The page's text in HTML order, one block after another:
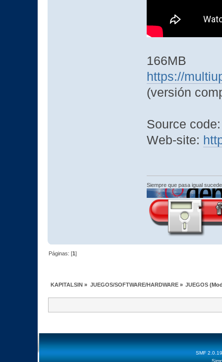
166MB
https://
(versión
Source
Web-site:
Siempre que pasa igual
Páginas: [1]
KAPITALSIN » JUEGOS/SOFTWARE/HARDWARE» JUEGOS
SMF 2.0.19